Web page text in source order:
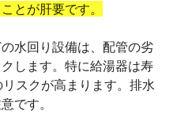
とが肝要です。
水回り設備は、配管の劣
します。特に給湯器は寿
スクが高まります。排水
です。